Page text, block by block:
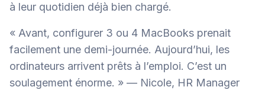
à leur quotidien déjà bien chargé.
« Avant, configurer 3 ou 4 MacBooks prenait
facilement une demi-journée. Aujourd’hui, les
ordinateurs arrivent prêts à l’emploi. C’est un
soulagement énorme. » — Nicole, HR Manager